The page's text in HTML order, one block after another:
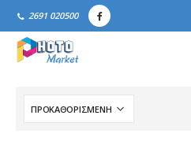
2691 020500